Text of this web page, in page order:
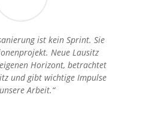
ist kein Sprint. Sie
Neue Lausitz
Horizont, betrachtet
und gibt wichtige Impulse
Arbeit.“